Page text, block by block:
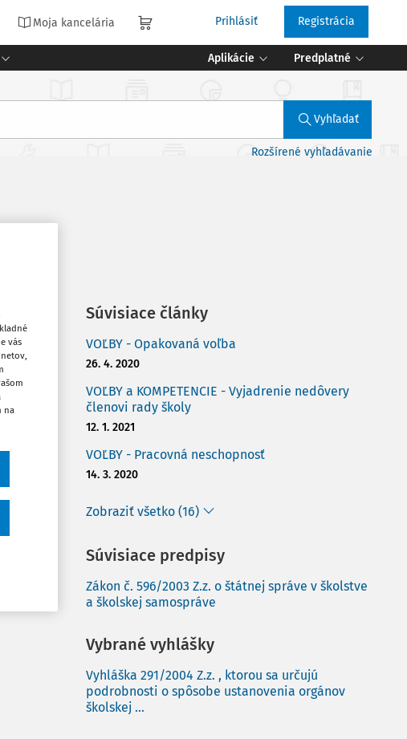
Moja kancelária Prihlásiť Registrácia
Aplikácie Predplatné
Vyhľadať
Rozšírené vyhľadávanie
Súvisiace články
VOĽBY - Opakovaná voľba
26. 4. 2020
VOĽBY a KOMPETENCIE - Vyjadrenie nedôvery
členovi rady školy
12. 1. 2021
VOĽBY - Pracovná neschopnosť
14. 3. 2020
Zobraziť všetko (16)
Súvisiace predpisy
Zákon č. 596/2003 Z.z. o štátnej správe v školstve
a školskej samospráve
Vybrané vyhlášky
Vyhláška 291/2004 Z.z. , ktorou sa určujú
podrobnosti o spôsobe ustanovenia orgánov
školskej ...
vás
na